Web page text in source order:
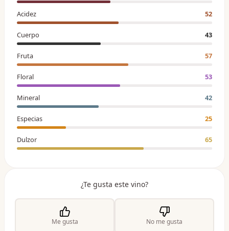
Acidez 52
Cuerpo 43
Fruta 57
Floral 53
Mineral 42
Especias 25
Dulzor 65
¿Te gusta este vino?
Me gusta No me gusta